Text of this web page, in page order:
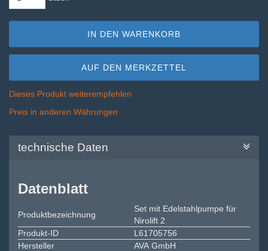
IN DEN WARENKORB
AUF DEN MERKZETTEL
Dieses Produkt weiterempfehlen
Preis in anderen Währungen
technische Daten
Datenblatt
Produktbezeichnung
Set mit Edelstahlpumpe für
Nirolift 2
Produkt-ID
L61705756
Hersteller
AVA GmbH